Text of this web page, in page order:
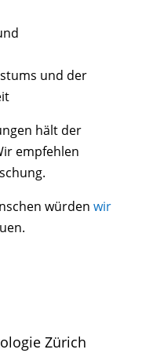
und der
hält der
empfehlen
würden wir
Zürich